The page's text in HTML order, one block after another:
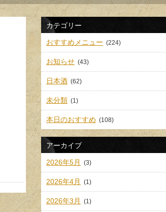
カテゴリー
おすすめメニュー (224)
お知らせ (43)
日本酒 (62)
未分類 (1)
本日のおすすめ (108)
アーカイブ
2026年5月 (3)
2026年4月 (1)
2026年3月 (1)